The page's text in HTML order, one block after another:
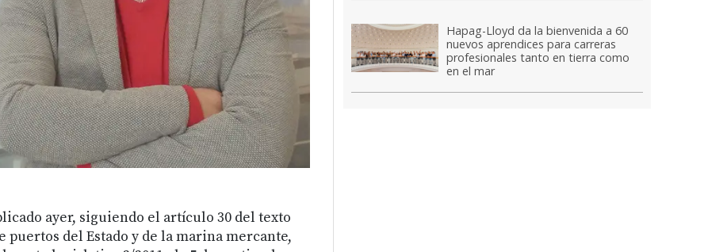
ayer, siguiendo el artículo 30 del texto
puertos del Estado y de la marina mercante,
Hapag-Lloyd da la bienvenida a 60
nuevos aprendices para carreras
profesionales tanto en tierra como
en el mar